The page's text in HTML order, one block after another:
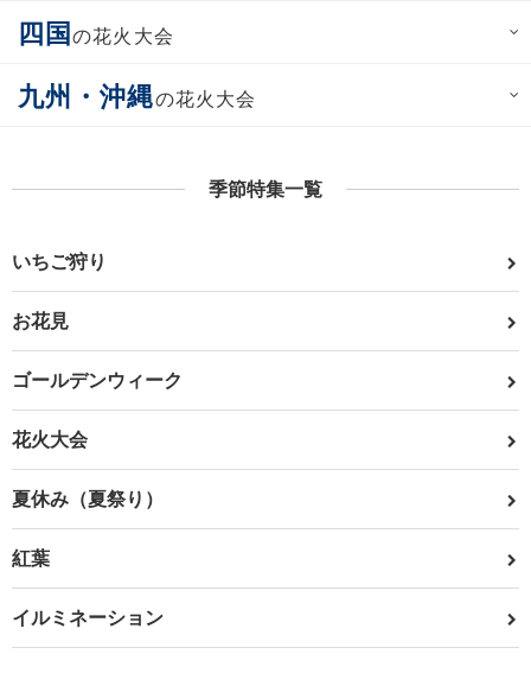
四国の花火大会
九州・沖縄の花火大会
季節特集一覧
いちご狩り
お花見
ゴールデンウィーク
花火大会
夏休み（夏祭り）
紅葉
イルミネーション